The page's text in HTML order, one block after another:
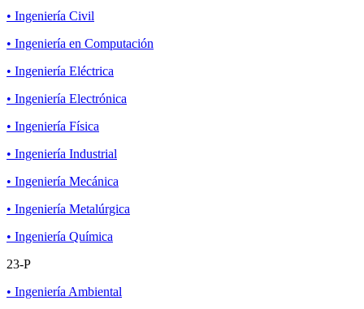
• Ingeniería Civil
• Ingeniería en Computación
• Ingeniería Eléctrica
• Ingeniería Electrónica
• Ingeniería Física
• Ingeniería Industrial
• Ingeniería Mecánica
• Ingeniería Metalúrgica
• Ingeniería Química
23-P
• Ingeniería Ambiental